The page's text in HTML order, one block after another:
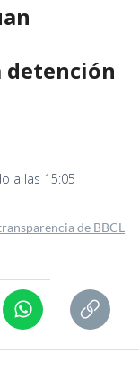
detención
a las 15:05
de BBCL